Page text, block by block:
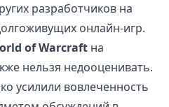
разработчиков на
онлайн-игр.
of Warcraft на
нельзя недооценивать.
усилили вовлеченность